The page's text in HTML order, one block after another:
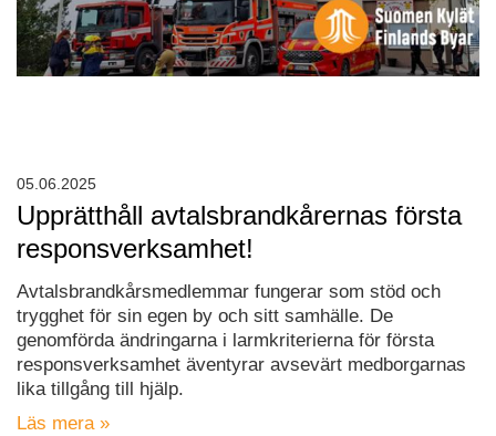
Upprätthåll avtalsbrandkårernas första
responsverksamhet!
Avtalsbrandkårsmedlemmar fungerar som stöd och
trygghet för sin egen by och sitt samhälle. De
genomförda ändringarna i larmkriterierna för första
responsverksamhet äventyrar avsevärt medborgarnas
lika tillgång till hjälp.
Läs mera »
05.06.2025